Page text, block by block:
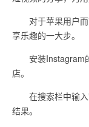
对于苹果用户而
享乐趣的一大步。
安装Instagram的
店。
在搜索栏中输入
结果。